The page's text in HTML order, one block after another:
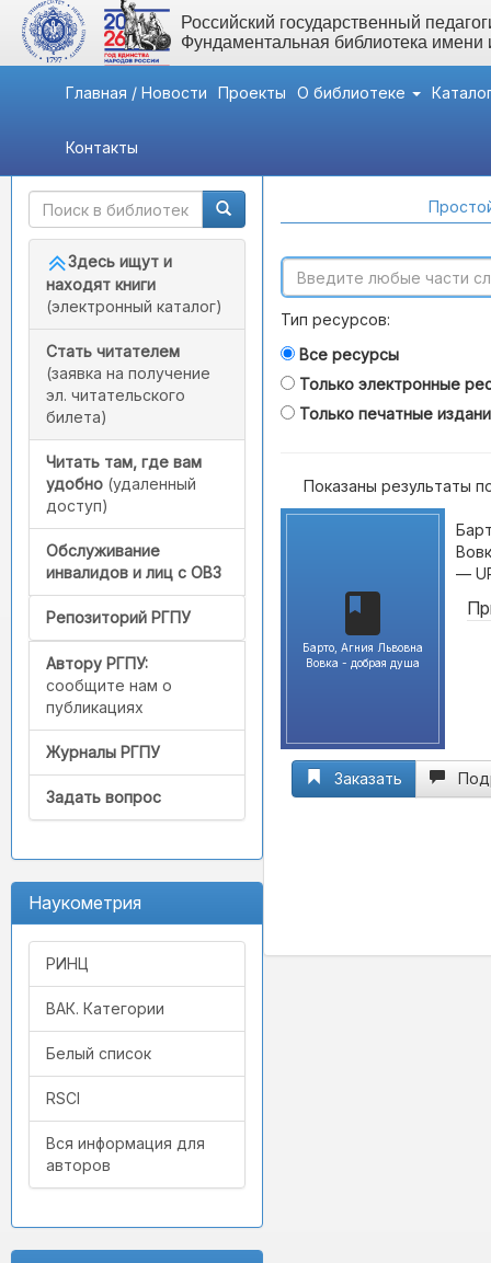
Российский государственный
Фундаментальная библиотека
Главная / Новости Проекты О библиотеке
Контакты
Быстрый доступ
Здесь ищут и
находят книги
(электронный каталог)
Стать читателем
(заявка на получение
эл. читательского
билета)
Читать там, где вам
удобно (удаленный
доступ)
Обслуживание
инвалидов и лиц с ОВЗ
Репозиторий РГПУ
Автору РГПУ:
сообщите нам о
публикациях
Журналы РГПУ
Задать вопрос
Наукометрия
РИНЦ
ВАК. Категории
Белый список
RSCI
Вся информация для
авторов
Тип ресурсов:
Все ресурсы
Только электронные
Только печатные
Показаны результаты
Барто, Агния Львовна
Вовка - добрая душа
—
Заказать